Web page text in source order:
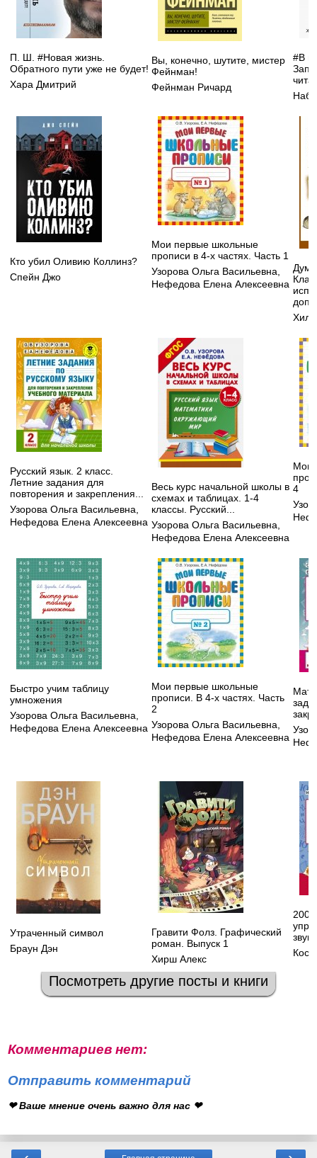
П. Ш. #Новая жизнь.
Обратного пути уже не будет!
Хара Дмитрий
Вы, конечно, шутите, мистер
Фейнман!
Фейнман Ричард
#В
Кто убил Оливию Коллинз?
Спейн Джо
Мои первые школьные
прописи в 4-х частях. Часть 1
Узорова Ольга Васильевна,
Нефедова Елена Алексеевна
Русский язык. 2 класс.
Летние задания для
повторения и закрепления...
Узорова Ольга Васильевна,
Нефедова Елена Алексеевна
Весь курс начальной школы в
схемах и таблицах. 1-4
классы. Русский...
Узорова Ольга Васильевна,
Нефедова Елена Алексеевна
Мои
4
Быстро учим таблицу
умножения
Узорова Ольга Васильевна,
Нефедова Елена Алексеевна
Мои первые школьные
прописи. В 4-х частях. Часть
2
Узорова Ольга Васильевна,
Нефедова Елена Алексеевна
Утраченный символ
Браун Дэн
Гравити Фолз. Графический
роман. Выпуск 1
Хирш Алекс
200
Посмотреть другие посты и книги
Комментариев нет:
Отправить комментарий
❤ Ваше мнение очень важно для нас ❤